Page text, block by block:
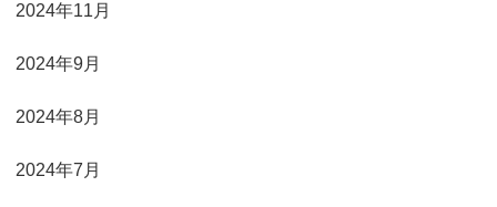
2024年11月
2024年9月
2024年8月
2024年7月